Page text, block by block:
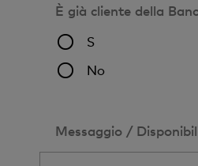
È già cliente della
S
No
Messaggio /